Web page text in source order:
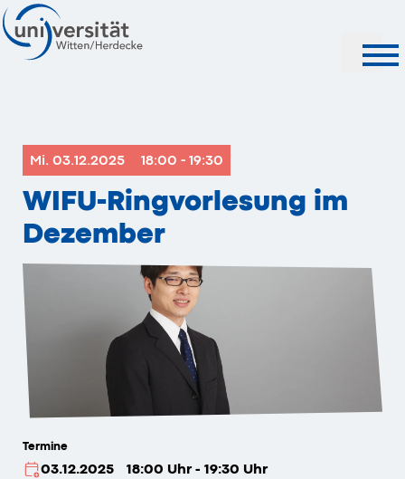
Mi. 03.12.2025 18:00 - 19:30
WIFU-Ringvorlesung im
Dezember
Termine
03.12.2025 18:00 Uhr - 19:30 Uhr